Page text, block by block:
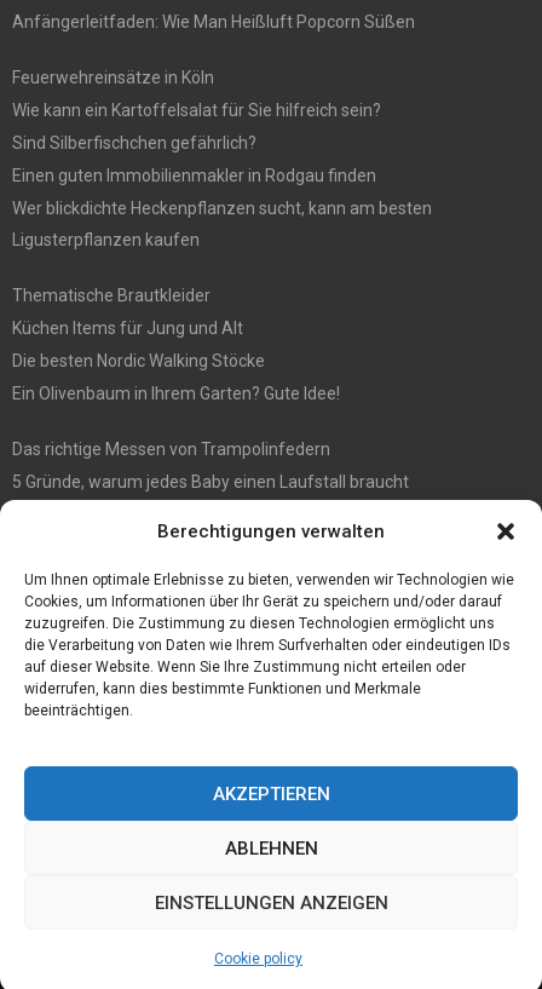
Berechtigungen verwalten
Um Ihnen optimale Erlebnisse zu bieten, verwenden wir Technologien wie
Cookies, um Informationen über Ihr Gerät zu speichern und/oder darauf
zuzugreifen. Die Zustimmung zu diesen Technologien ermöglicht uns
die Verarbeitung von Daten wie Ihrem Surfverhalten oder eindeutigen IDs
auf dieser Website. Wenn Sie Ihre Zustimmung nicht erteilen oder
widerrufen, kann dies bestimmte Funktionen und Merkmale
beeinträchtigen.
AKZEPTIEREN
ABLEHNEN
EINSTELLUNGEN ANZEIGEN
Cookie policy
Anfängerleitfaden: Wie Man Heißluft Popcorn Süßen
Feuerwehreinsätze in Köln
Wie kann ein Kartoffelsalat für Sie hilfreich sein?
Sind Silberfischchen gefährlich?
Einen guten Immobilienmakler in Rodgau finden
Wer blickdichte Heckenpflanzen sucht, kann am besten
Ligusterpflanzen kaufen
Thematische Brautkleider
Küchen Items für Jung und Alt
Die besten Nordic Walking Stöcke
Ein Olivenbaum in Ihrem Garten? Gute Idee!
Das richtige Messen von Trampolinfedern
5 Gründe, warum jedes Baby einen Laufstall braucht
Die automatisierte Sackentleerung bringt zahlreiche Vorteile mit
sich
Contact